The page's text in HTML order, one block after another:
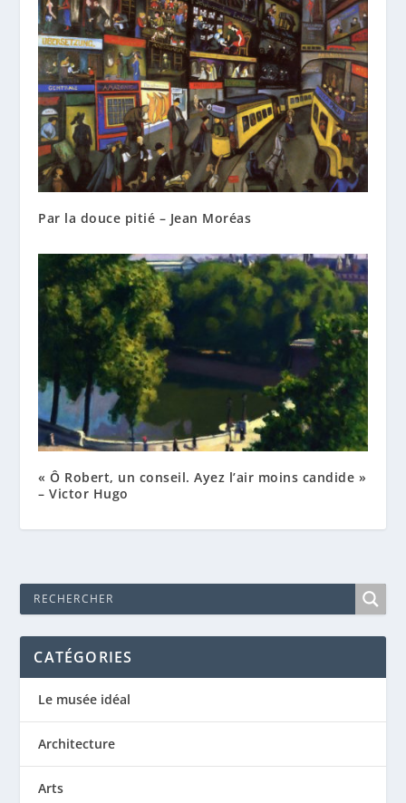
Par la douce pitié – Jean Moréas
« Ô Robert, un conseil. Ayez l’air moins candide »
– Victor Hugo
CATÉGORIES
Le musée idéal
Architecture
Arts